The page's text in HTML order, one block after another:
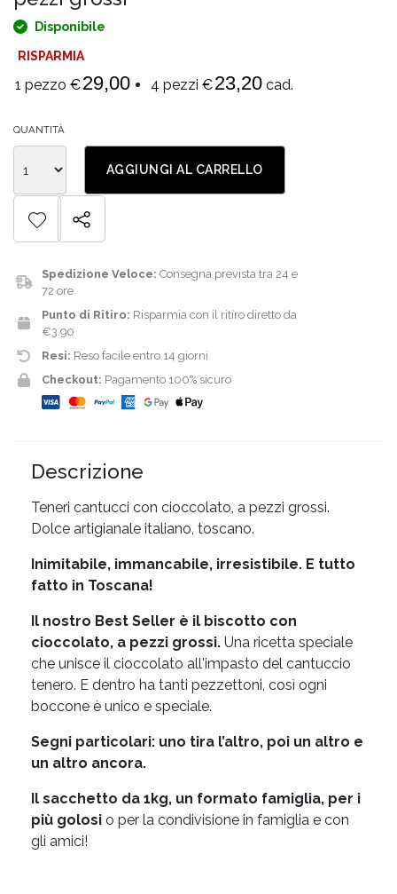
Disponibile
RISPARMIA
1 pezzo €29,00 4 pezzi €23,20 cad.
QUANTITÀ
AGGIUNGI AL CARRELLO
Spedizione Veloce: Consegna prevista tra 24 e
72 ore
Punto di Ritiro: Risparmia con il ritiro diretto da
€3.90
Resi: Reso facile entro 14 giorni
Checkout: Pagamento 100% sicuro
Descrizione
Teneri cantucci con cioccolato, a pezzi grossi.
Dolce artigianale italiano, toscano.
Inimitabile, immancabile, irresistibile. E tutto
fatto in Toscana!
Il nostro Best Seller è il biscotto con
cioccolato, a pezzi grossi. Una ricetta speciale
che unisce il cioccolato all'impasto del cantuccio
tenero. E dentro ha tanti pezzettoni, così ogni
boccone è unico e speciale.
Segni particolari: uno tira l’altro, poi un altro e
un altro ancora.
Il sacchetto da 1kg, un formato famiglia, per i
più golosi o per la condivisione in famiglia e con
gli amici!